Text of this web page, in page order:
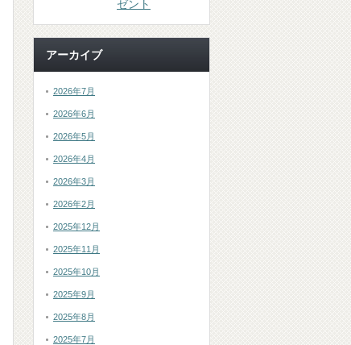
ゼント
アーカイブ
2026年7月
2026年6月
2026年5月
2026年4月
2026年3月
2026年2月
2025年12月
2025年11月
2025年10月
2025年9月
2025年8月
2025年7月